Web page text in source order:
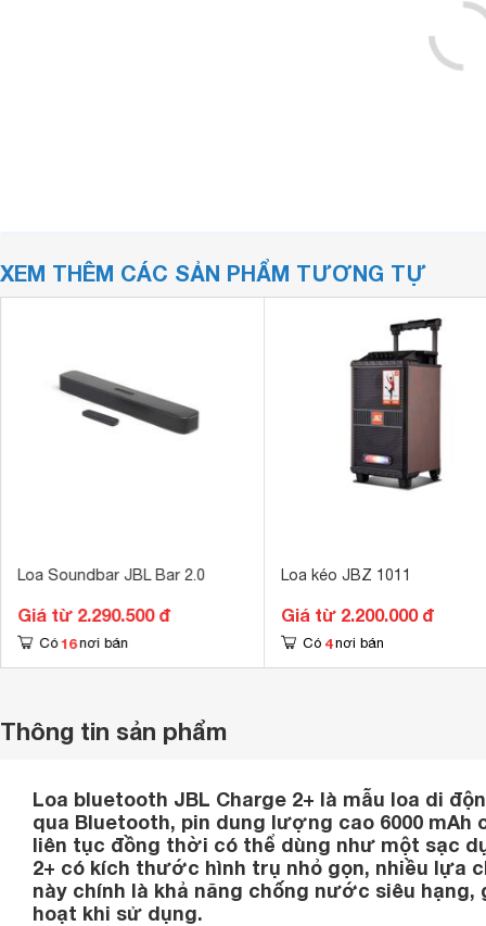
XEM THÊM CÁC SẢN PHẨM TƯƠNG TỰ
Loa Soundbar JBL Bar 2.0
Giá từ 2.290.500 đ
Có 16 nơi bán
Loa kéo JBZ 1011
Giá từ 2.200.000 đ
Có 4 nơi bán
Thông tin sản phẩm
Loa bluetooth JBL Charge 2+ là mẫu loa di
qua Bluetooth, pin dung lượng cao 6000
liên tục đồng thời có thể dùng như một sạc
2+ có kích thước hình trụ nhỏ gọn, nhiều lựa
này chính là khả năng chống nước siêu hạng,
hoạt khi sử dụng.